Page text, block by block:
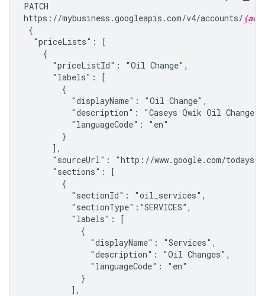
PATCH
https://mybusiness.googleapis.com/v4/accounts/
{
  "priceLists": [
    {
      "priceListId": "Oil Change",
      "labels": [
        {
          "displayName": "Oil Change",
          "description": "Caseys Qwik Oil Change",
          "languageCode": "en"
        }
      ],
"sourceUrl": "http://www.google.com/
      "sections": [
        {
          "sectionId": "oil_services",
          "sectionType":”SERVICES”,
          "labels": [
            {
              "displayName": "Services",
              "description": "Oil Changes",
              "languageCode": "en"
            }
          ],